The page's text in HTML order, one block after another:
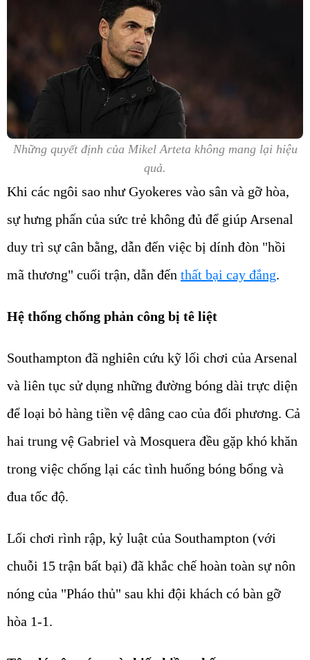
Những quyết định của Mikel Arteta không mang lại hiệu
quả.
Khi các ngôi sao như Gyokeres vào sân và gỡ hòa,
sự hưng phấn của sức trẻ không đủ để giúp Arsenal
duy trì sự cân bằng, dẫn đến việc bị dính đòn "hồi
mã thương" cuối trận, dẫn đến thất bại cay đắng.
Hệ thống chống phản công bị tê liệt
Southampton đã nghiên cứu kỹ lối chơi của Arsenal
và liên tục sử dụng những đường bóng dài trực diện
để loại bỏ hàng tiền vệ dâng cao của đối phương. Cả
hai trung vệ Gabriel và Mosquera đều gặp khó khăn
trong việc chống lại các tình huống bóng bổng và
đua tốc độ.
Lối chơi rình rập, kỷ luật của Southampton (với
chuỗi 15 trận bất bại) đã khắc chế hoàn toàn sự nôn
nóng của "Pháo thủ" sau khi đội khách có bàn gỡ
hòa 1-1.